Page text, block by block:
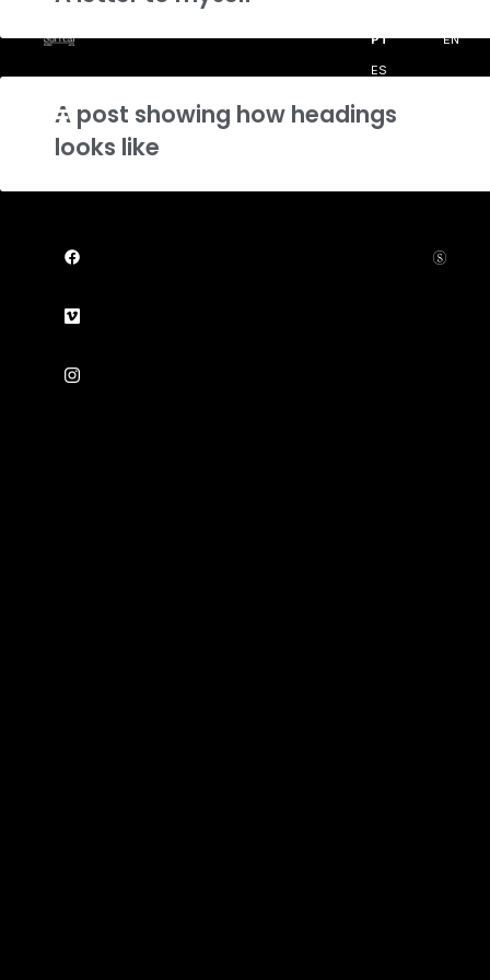
Diretores
A Surreal
Entretenimento
PT
EN
ES
A post showing how headings
looks like